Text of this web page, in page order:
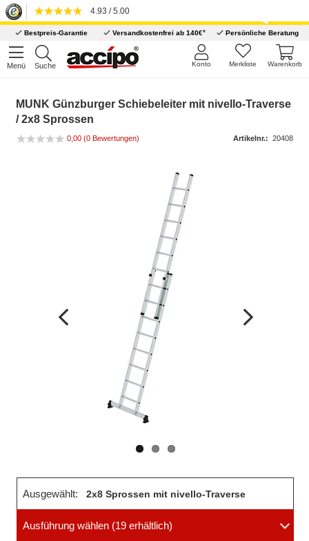
4.93 / 5.00
Bestpreis-Garantie Versandkostenfrei ab 140€* Persönliche Beratung
Menü Suche Warenkorb
Merkliste
Konto
MUNK Günzburger Schiebeleiter mit nivello-Traverse
/ 2x8 Sprossen
0,00 (0 Bewertungen) Artikelnr.: 20408
Ausgewählt: 2x8 Sprossen mit nivello-Traverse
Ausführung wählen (19 erhältlich)